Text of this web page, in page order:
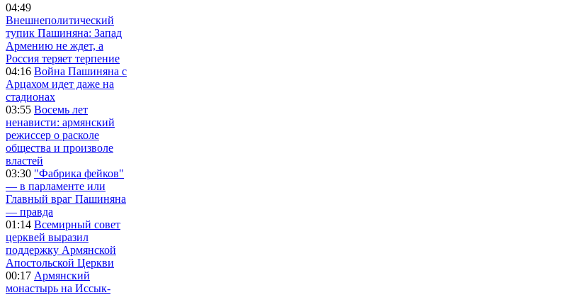
04:49
Внешнеполитический
тупик Пашиняна: Запад
Армению не ждет, а
Россия теряет терпение
04:16 Война Пашиняна с
Арцахом идет даже на
стадионах
03:55 Восемь лет
ненависти: армянский
режиссер о расколе
общества и произволе
властей
03:30 "Фабрика фейков"
— в парламенте или
Главный враг Пашиняна
— правда
01:14 Всемирный совет
церквей выразил
поддержку Армянской
Апостольской Церкви
00:17 Армянский
монастырь на Иссык-